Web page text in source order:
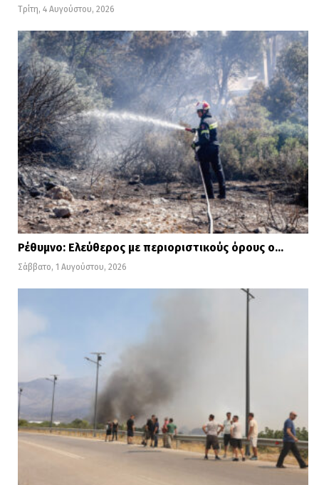
Τρίτη, 4 Αυγούστου, 2026
Ρέθυμνο: Ελεύθερος με περιοριστικούς όρους ο…
Σάββατο, 1 Αυγούστου, 2026